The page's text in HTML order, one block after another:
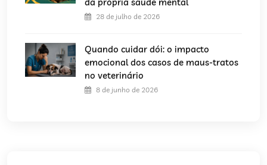
28 de julho de 2026
Quando cuidar dói: o impacto
emocional dos casos de maus-tratos
no veterinário
8 de junho de 2026